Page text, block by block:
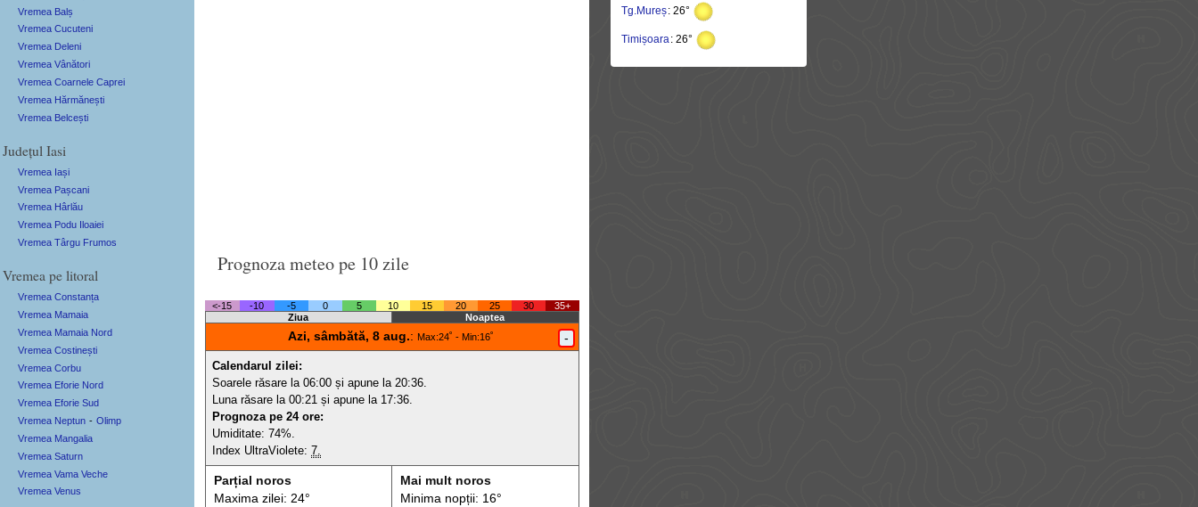
Prognoza meteo pe 10 zile
<-15 -10 -5 0 5 10 15 20 25 30
35+
Ziua
Noaptea
Azi, sâmbătă, 8 aug.: Max:24˚ - Min:16˚ -
Calendarul zilei:
Soarele răsare la 06:00 și apune la 20:36.
Luna răsare la 00:21 și apune la 17:36.
Prognoza pe 24 ore:
Umiditate: 74%.
Index UltraViolete:7.
Parțial noros
Maxima zilei: 24°
Mai mult noros
Minima nopții: 16°
Tg.Mureș: 26°
Timișoara: 26°
Vremea Balș
Vremea Cucuteni
Vremea Deleni
Vremea Vânători
Vremea Coarnele Caprei
Vremea Hărmănești
Vremea Belcești
Județul Iasi
Vremea Iași
Vremea Pașcani
Vremea Hârlău
Vremea Podu Iloaiei
Vremea Târgu Frumos
Vremea pe litoral
Vremea Constanța
Vremea Mamaia
Vremea Mamaia Nord
Vremea Costinești
Vremea Corbu
Vremea Eforie Nord
Vremea Eforie Sud
Vremea Neptun - Olimp
Vremea Mangalia
Vremea Saturn
Vremea Vama Veche
Vremea Venus